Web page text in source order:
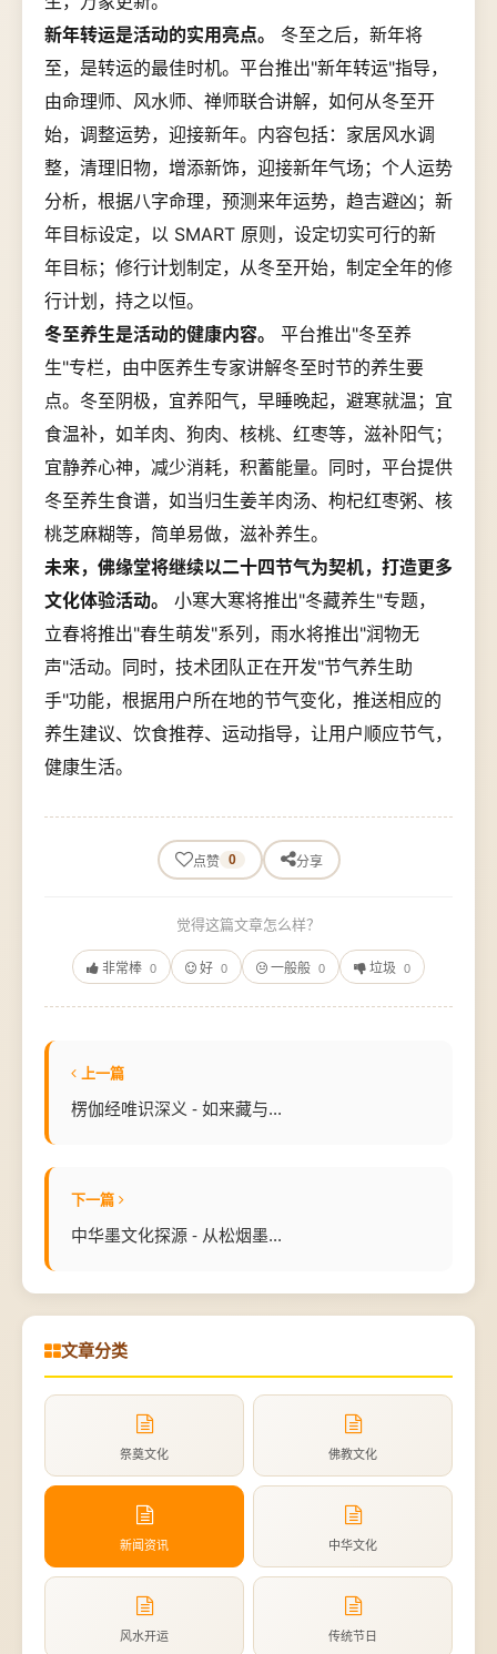
新年转运是活动的实用亮点。
冬至之后，新年将
至，是转运的最佳时机。平台推出"新年转运"指导，
由命理师、风水师、禅师联合讲解，如何从冬至开
始，调整运势，迎接新年。内容包括：家居风水调
整，清理旧物，增添新饰，迎接新年气场；个人运势
分析，根据八字命理，预测来年运势，趋吉避凶；新
年目标设定，以 SMART 原则，设定切实可行的新
年目标；修行计划制定，从冬至开始，制定全年的修
行计划，持之以恒。
冬至养生是活动的健康内容。
平台推出"冬至养
生"专栏，由中医养生专家讲解冬至时节的养生要
点。冬至阴极，宜养阳气，早睡晚起，避寒就温；宜
食温补，如羊肉、狗肉、核桃、红枣等，滋补阳气；
宜静养心神，减少消耗，积蓄能量。同时，平台提供
冬至养生食谱，如当归生姜羊肉汤、枸杞红枣粥、核
桃芝麻糊等，简单易做，滋补养生。
未来，佛缘堂将继续以二十四节气为契机，打造更多
文化体验活动。
小寒大寒将推出"冬藏养生"专题，
立春将推出"春生萌发"系列，雨水将推出"润物无
声"活动。同时，技术团队正在开发"节气养生助
手"功能，根据用户所在地的节气变化，推送相应的
养生建议、饮食推荐、运动指导，让用户顺应节气，
健康生活。
点赞 0 分享
觉得这篇文章怎么样？
非常棒 0 好 0 一般般 0 垃圾 0
上一篇
楞伽经唯识深义 - 如来藏与...
下一篇
中华墨文化探源 - 从松烟墨...
文章分类
祭奠文化 佛教文化
新闻资讯 中华文化
风水开运 传统节日